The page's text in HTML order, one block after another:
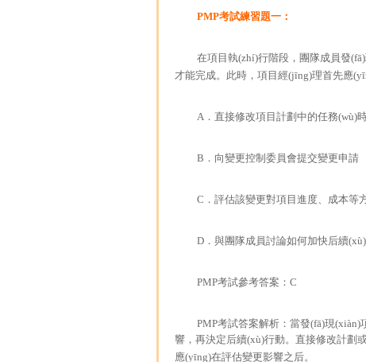
PMP考試練習題一：
在項目執(zhí)行階段，團隊成員發
才能完成。此時，項目經(jīng)理首先應
A．直接修改項目計劃中的任務(wù)
B．向變更控制委員會提交變更申請
C．評估該變更對項目進度、成本等
D．與團隊成員討論如何加快后續
PMP考試參考答案：C
PMP考試答案解析：當發(fā)現
響，再決定后續(xù)行動。直接修改計劃
應(yīng)在評估變更影響之后。